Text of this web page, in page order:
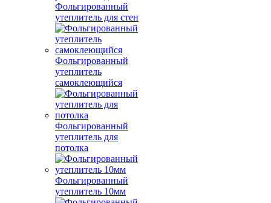
Фольгированный
утеплитель для стен
Фольгированный
утеплитель
самоклеющийся
Фольгированный
утеплитель для
потолка
Фольгированный
утеплитель 10мм